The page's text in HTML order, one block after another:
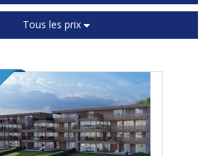
Tous les prix